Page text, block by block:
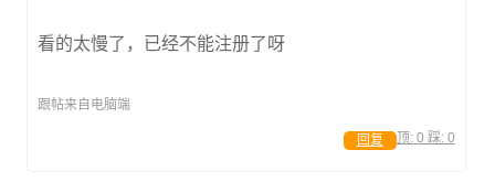
看的太慢了，已经不能注册了呀
跟帖来自电脑端
顶: 0 踩: 0
回复